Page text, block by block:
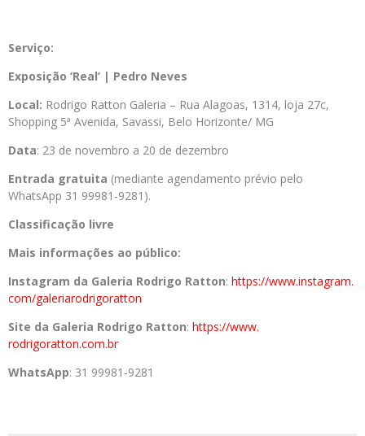
Serviço:
Exposição ‘Real’ | Pedro Neves
Local: Rodrigo Ratton Galeria – Rua Alagoas, 1314, loja 27c,
Shopping 5ª Avenida, Savassi, Belo Horizonte/ MG
Data: 23 de novembro a 20 de dezembro
Entrada gratuita (mediante agendamento prévio pelo
WhatsApp 31 99981-9281).
Classificação livre
Mais informações ao público:
Instagram da Galeria Rodrigo Ratton: https://www.instagram.
com/galeriarodrigoratton
Site da Galeria Rodrigo Ratton: https://www.
rodrigoratton.com.br
WhatsApp: 31 99981-9281